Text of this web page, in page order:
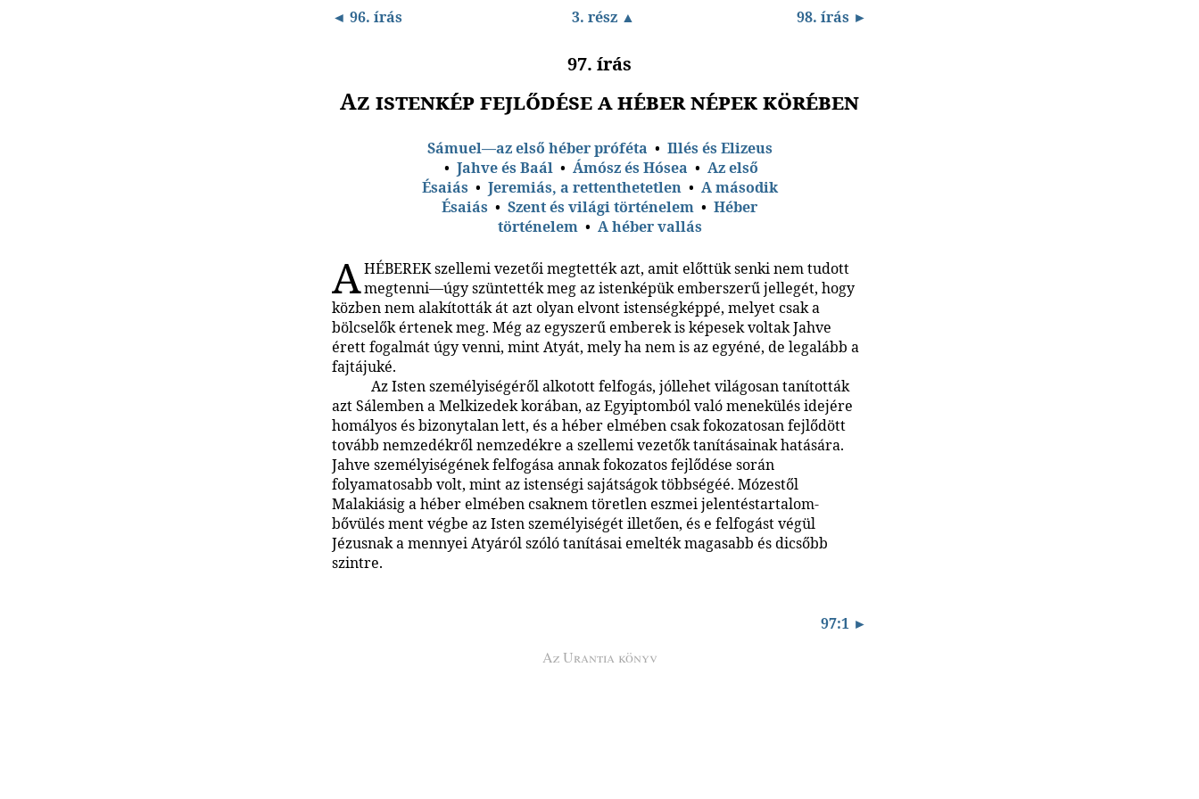
◄ 96. írás 3. rész ▲ 98. írás ►
97. írás
Az istenkép fejlődése a héber népek körében
Sámuel—az első héber próféta • Illés és Elizeus
• Jahve és Baál • Ámósz és Hósea • Az első
Ésaiás • Jeremiás, a rettenthetetlen• A második
Ésaiás • Szent és világi történelem • Héber
történelem• A héber vallás
AHÉBEREK szellemi vezetői megtették azt, amit előttük senki nem tudott
megtenni—úgy szüntették meg az istenképük emberszerű jellegét, hogy
közben nem alakították át azt olyan elvont istenségképpé, melyet csak a
bölcselők értenek meg. Még az egyszerű emberek is képesek voltak Jahve
érett fogalmát úgy venni, mint Atyát, mely ha nem is az egyéné, de legalább a
fajtájuké.
Az Isten személyiségéről alkotott felfogás, jóllehet világosan tanították
azt Sálemben a Melkizedek korában, az Egyiptomból való menekülés idejére
homályos és bizonytalan lett, és a héber elmében csak fokozatosan fejlődött
tovább nemzedékről nemzedékre a szellemi vezetők tanításainak hatására.
Jahve személyiségének felfogása annak fokozatos fejlődése során
folyamatosabb volt, mint az istenségi sajátságok többségéé. Mózestől
Malakiásig a héber elmében csaknem töretlen eszmei jelentéstartalom-
bővülés ment végbe az Isten személyiségét illetően, és e felfogást végül
Jézusnak a mennyei Atyáról szóló tanításai emelték magasabb és dicsőbb
szintre.
97:1 ►
Az Urantia könyv